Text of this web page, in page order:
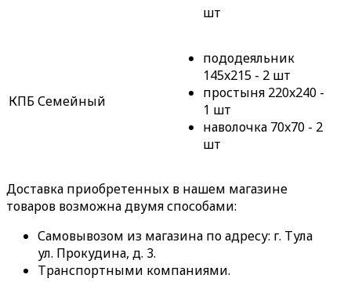
шт
КПБ Семейный
пододеяльник
145x215 - 2 шт
простыня 220x240 -
1 шт
наволочка 70x70 - 2
шт
Доставка приобретенных в нашем магазине
товаров возможна двумя способами:
Самовывозом из магазина по адресу: г. Тула
ул. Прокудина, д. 3.
Транспортными компаниями.